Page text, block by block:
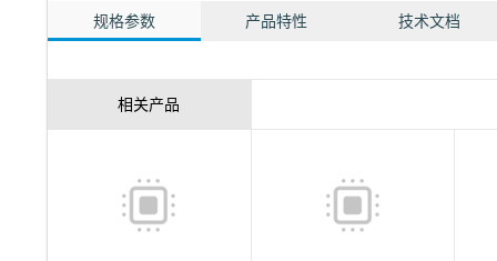
规格参数 产品特性 技术文档
相关产品